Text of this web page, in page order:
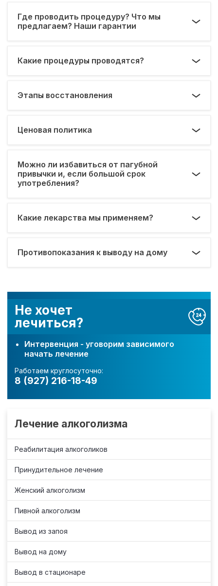
Не хочет
лечиться?
Интервенция - уговорим зависимого
начать лечение
Работаем круглосуточно:
8 (927) 216-18-49
Лечение алкоголизма
Реабилитация алкоголиков
Принудительное лечение
Женский алкоголизм
Пивной алкоголизм
Вывод из запоя
Вывод на дому
Вывод в стационаре
Где проводить процедуру? Что мы
предлагаем? Наши гарантии
Какие процедуры проводятся?
Этапы восстановления
Ценовая политика
Можно ли избавиться от пагубной
привычки и, если большой срок
употребления?
Какие лекарства мы применяем?
Противопоказания к выводу на дому